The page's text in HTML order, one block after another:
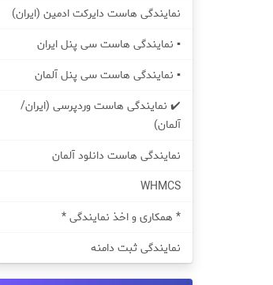
نمایندگی هاست دایرکت ادمین (ایران)
▪️ نمایندگی هاست سی پنل ایران
▪️ نمایندگی هاست سی پنل آلمان
✔️ نمایندگی هاست وردپرسی (ایران/
آلمان)
نمایندگی هاست دانلود آلمان
WHMCS
* همکاری و اخذ نمایندگی *
نمایندگی ثبت دامنه